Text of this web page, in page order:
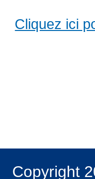
Cliquez ici
Copyright